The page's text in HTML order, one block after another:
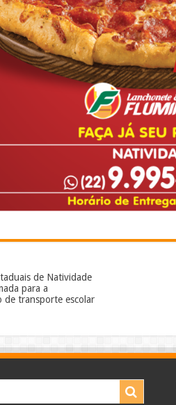
de Natividade
para a
de transporte escolar